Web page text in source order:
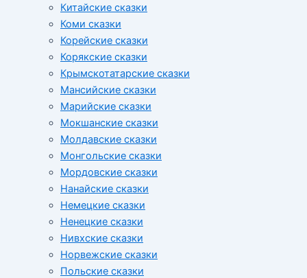
Китайские сказки
Коми сказки
Корейские сказки
Корякские сказки
Крымскотатарские сказки
Мансийские сказки
Марийские сказки
Мокшанские сказки
Молдавские сказки
Монгольские сказки
Мордовские сказки
Нанайские сказки
Немецкие сказки
Ненецкие сказки
Нивхские сказки
Норвежские сказки
Польские сказки